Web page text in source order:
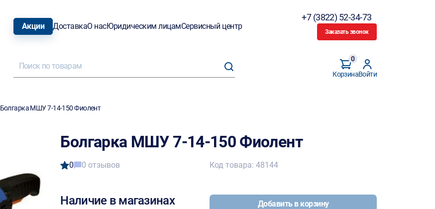
Акции ДоставкаО насЮридическим лицамСервисный центр
+7 (3822) 52-34-73
Заказать звонок
Корзина
0
Войти
Болгарка МШУ 7-14-150 Фиолент
Болгарка МШУ 7-14-150 Фиолент
0 0 отзывов
Наличие в магазинах
Код товара: 48144
Добавить в корзину